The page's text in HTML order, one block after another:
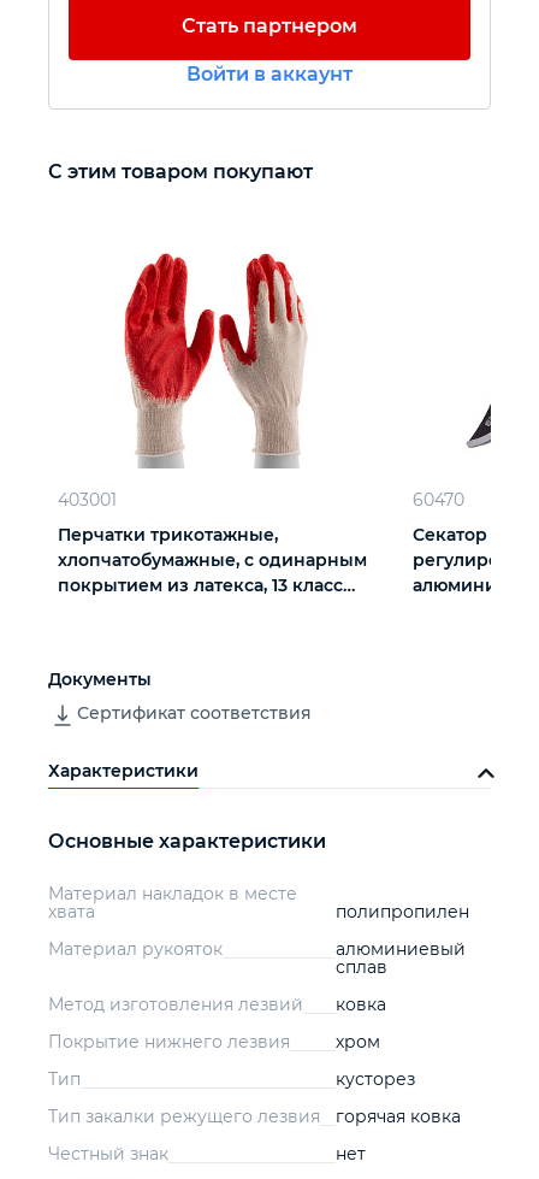
Автомобильный инструмент
Крепежный инструмент
Стать партнером
Войти в аккаунт
С этим товаром покупают
403001
Перчатки трикотажные,
хлопчатобумажные, с одинарным
покрытием из латекса, 13 класс
60470
Секатор
регулировка
Документы
Сертификат соответствия
Характеристики
Основные характеристики
Материал накладок в месте
хвата
полипропилен
Материал рукояток
алюминиевый
сплав
Метод изготовления лезвий
ковка
Покрытие нижнего лезвия
хром
Тип
кусторез
Тип закалки режущего лезвия
горячая ковка
Честный знак
нет